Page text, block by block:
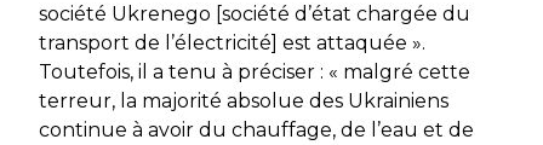
société Ukrenego [société d’état chargée du
transport de l’électricité] est attaquée ».
Toutefois, il a tenu à préciser : « malgré cette
terreur, la majorité absolue des Ukrainiens
continue à avoir du chauffage, de l’eau et de